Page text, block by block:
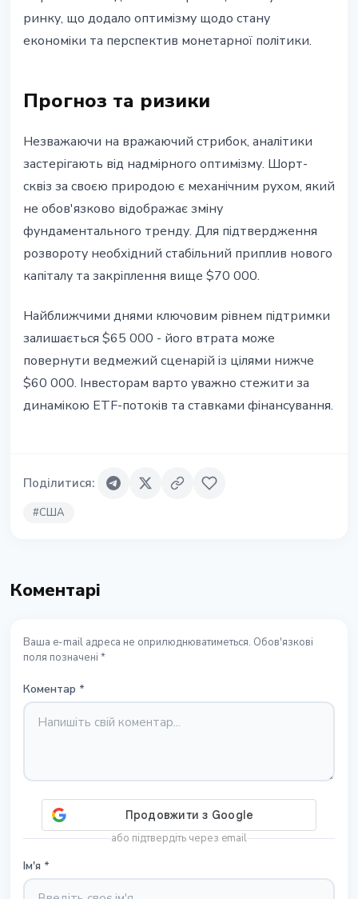
ринку, що додало оптимізму щодо стану
економіки та перспектив монетарної політики.
Прогноз та ризики
Незважаючи на вражаючий стрибок, аналітики
застерігають від надмірного оптимізму. Шорт-
сквіз за своєю природою є механічним рухом, який
не обов'язково відображає зміну
фундаментального тренду. Для підтвердження
розвороту необхідний стабільний приплив нового
капіталу та закріплення вище $70 000.
Найближчими днями ключовим рівнем підтримки
залишається $65 000 - його втрата може
повернути ведмежий сценарій із цілями нижче
$60 000. Інвесторам варто уважно стежити за
динамікою ETF-потоків та ставками фінансування.
Поділитися:
#США
Коментарі
Ваша e-mail адреса не оприлюднюватиметься. Обов'язкові
поля позначені *
Коментар *
або підтвердіть через email
Ім'я *